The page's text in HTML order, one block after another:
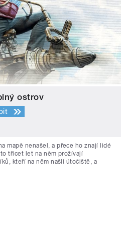
ostrov
mapě nenašel, a přece ho znají lidé
třicet let na něm prožívají
kteří na něm našli útočiště, a